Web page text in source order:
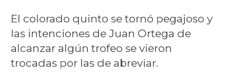
El colorado quinto se tornó pegajoso y
las intenciones de Juan Ortega de
alcanzar algún trofeo se vieron
trocadas por las de abreviar.